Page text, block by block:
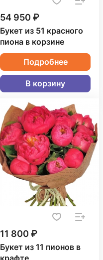
54 950 ₽
Букет из 51 красного
пиона в корзине
Подробнее
В корзину
11 800 ₽
Букет из 11 пионов в